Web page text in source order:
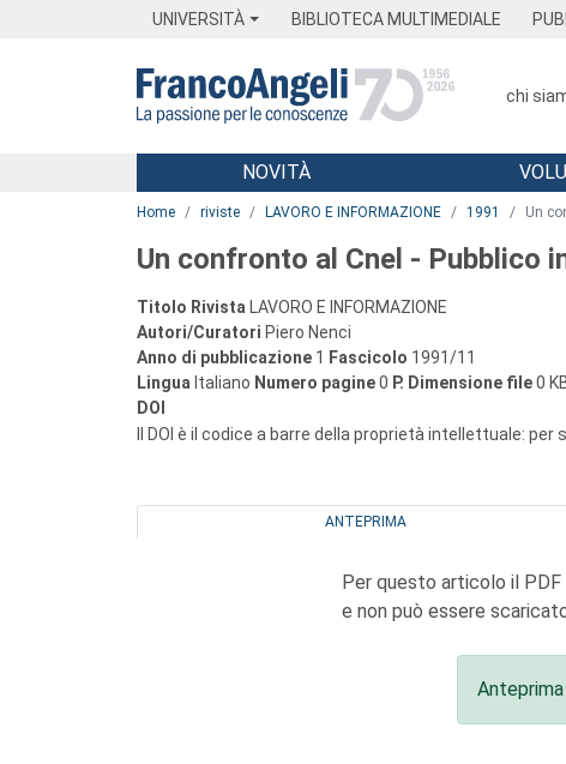
UNIVERSITÀ BIBLIOTECA MULTIMEDIALE
chi
Menu
NOVITÀ
Home riviste LAVORO E INFORMAZIONE 1991 Un
Un confronto al Cnel - Pubblico
Titolo Rivista LAVORO E INFORMAZIONE
Autori/Curatori Piero Nenci
Anno di pubblicazione 1 Fascicolo 1991/11
Lingua Italiano Numero pagine0 P. Dimensione file0
DOI
Il DOI è il codice a barre della proprietà intellettuale: per
ANTEPRIMA
Per questo articolo il PDF
e non può essere